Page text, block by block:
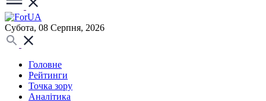
Субота, 08 Серпня, 2026
Головне
Рейтинги
Точка зору
Аналітика